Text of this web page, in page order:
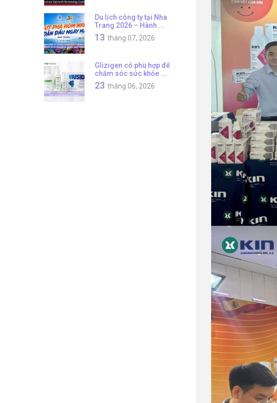
Du lịch công ty tại Nha
Trang 2026 – Hành ...
13 tháng 07, 2026
Glizigen có phù hợp để
chăm sóc sức khỏe ...
23 tháng 06, 2026